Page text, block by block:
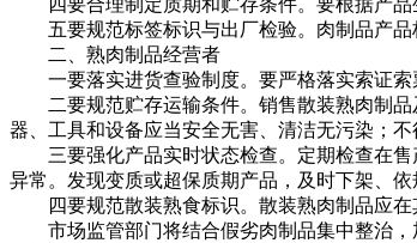
五要规范标签标识与出厂检验。肉制品产品
二、熟肉制品经营者
一要落实进货查验制度。要严格落实索证索
二要规范贮存运输条件。销售散装熟肉制品
器、工具和设备应当安全无害、清洁无污染；
三要强化产品实时状态检查。定期检查在售
异常。发现变质或超保质期产品，及时下架、依
四要规范散装熟食标识。散装熟肉制品应在
市场监管部门将结合假劣肉制品集中整治，